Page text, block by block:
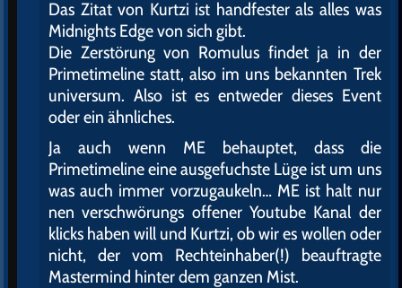
Das Zitat von Kurtzi ist handfester als alles was
Midnights Edge von sich gibt.
Die Zerstörung von Romulus findet ja in der
Primetimeline statt, also im uns bekannten Trek
universum. Also ist es entweder dieses Event
oder ein ähnliches.
Ja auch wenn ME behauptet, dass die
Primetimeline eine ausgefuchste Lüge ist um uns
was auch immer vorzugaukeln… ME ist halt nur
nen verschwörungs offener Youtube Kanal der
klicks haben will und Kurtzi, ob wir es wollen oder
nicht, der vom Rechteinhaber(!) beauftragte
Mastermind hinter dem ganzen Mist.